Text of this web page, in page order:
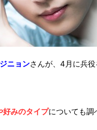
ニョンさんが、4月に兵
好みのタイプについても調